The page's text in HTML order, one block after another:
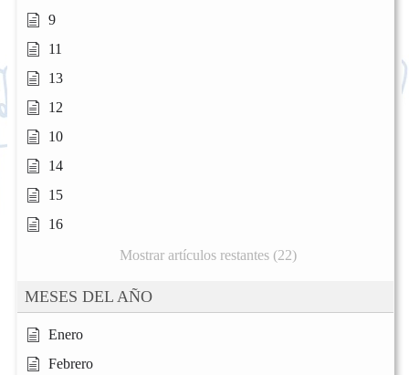
9
11
13
12
10
14
15
16
Mostrar artículos restantes (22)
MESES DEL AÑO
Enero
Febrero